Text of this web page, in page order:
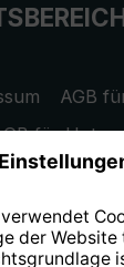
AGB
für